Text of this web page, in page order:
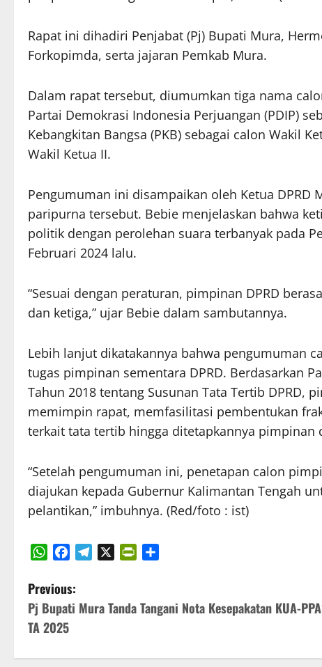
Rapat ini dihadiri Penjabat (Pj) Bupati Mura,
Forkopimda, serta jajaran Pemkab Mura.
Dalam rapat tersebut, diumumkan tiga nama
Partai Demokrasi Indonesia Perjuangan (PDIP)
Kebangkitan Bangsa (PKB) sebagai calon Wakil
Wakil Ketua II.
Pengumuman ini disampaikan oleh Ketua
paripurna tersebut. Bebie menjelaskan bahwa
politik dengan perolehan suara terbanyak pada
Februari 2024 lalu.
“Sesuai dengan peraturan, pimpinan DPRD
dan ketiga,” ujar Bebie dalam sambutannya.
Lebih lanjut dikatakannya bahwa pengumuman
tugas pimpinan sementara DPRD. Berdasarkan
Tahun 2018 tentang Susunan Tata Tertib DPRD,
memimpin rapat, memfasilitasi pembentukan
terkait tata tertib hingga ditetapkannya pimpinan
“Setelah pengumuman ini, penetapan calon
diajukan kepada Gubernur Kalimantan Tengah
pelantikan,” imbuhnya. (Red/foto : ist)
P
o
s
Previous:
Pj Bupati Mura Tanda Tangani Nota Kesepakatan KUA-
TA 2025